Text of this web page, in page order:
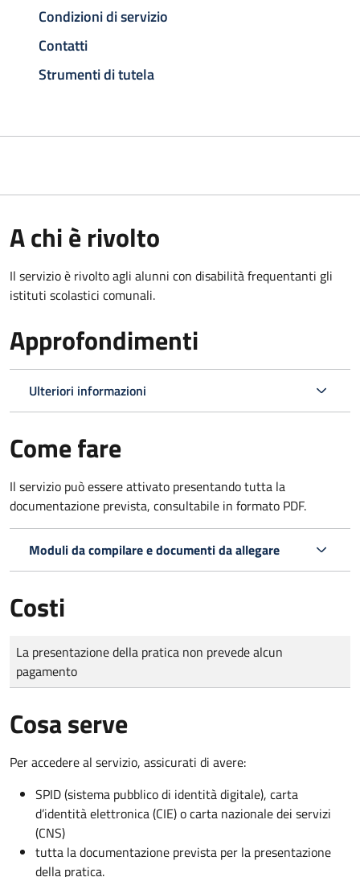
Condizioni di servizio
Contatti
Strumenti di tutela
A chi è rivolto
Il servizio è rivolto agli alunni con disabilità frequentanti gli
istituti scolastici comunali.
Approfondimenti
Ulteriori informazioni
Come fare
Il servizio può essere attivato presentando tutta la
documentazione prevista, consultabile in formato PDF.
Moduli da compilare e documenti da allegare
Costi
Tipo di pagamento
Importo
La presentazione della pratica non prevede alcun
pagamento
Cosa serve
Per accedere al servizio, assicurati di avere:
SPID (sistema pubblico di identità digitale), carta
d’identità elettronica (CIE) o carta nazionale dei servizi
(CNS)
tutta la documentazione prevista per la presentazione
della pratica.